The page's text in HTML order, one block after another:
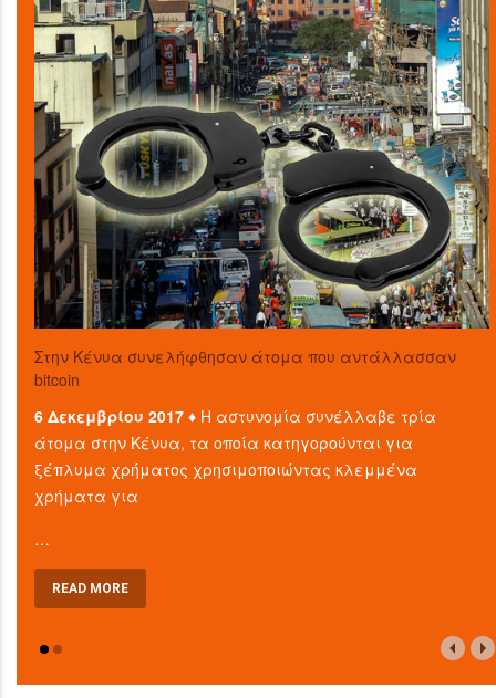
Στην Κένυα συνελήφθησαν άτομα που αντάλλασσαν
bitcoin
6 Δεκεμβρίου 2017 ♦ Η αστυνομία συνέλλαβε τρία
άτομα στην Κένυα, τα οποία κατηγορούνται για
ξέπλυμα χρήματος χρησιμοποιώντας κλεμμένα
χρήματα για
…
READ MORE